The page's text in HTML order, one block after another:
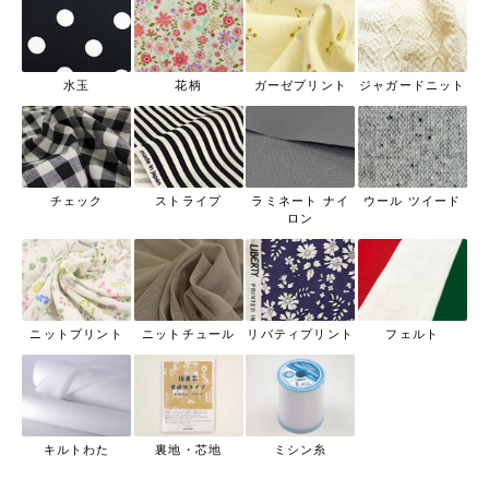
水玉 花柄 ガーゼプリント ジャガードニット
チェック ストライプ
ラミネート ナイ
ロン
ウール ツイード
ニットプリント ニットチュール リバティプリント フェルト
キルトわた 裏地・芯地 ミシン糸